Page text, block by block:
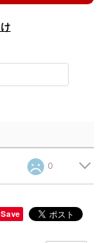
0
Save